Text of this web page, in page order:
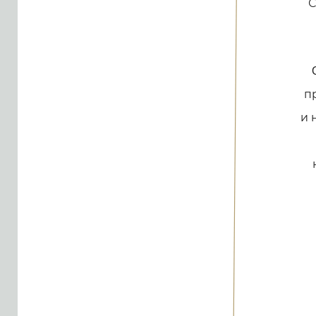
и